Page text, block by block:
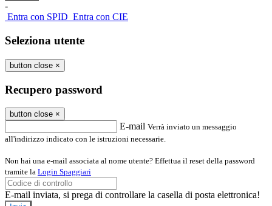
-
Entra con SPID Entra con CIE
Seleziona utente
button close ×
Recupero password
button close ×
E-mail Verrà inviato un messaggio
all'indirizzo indicato con le istruzioni necessarie.
Non hai una e-mail associata al nome utente? Effettua il reset della password
tramite la Login Spaggiari
E-mail inviata, si prega di controllare la casella di posta elettronica!